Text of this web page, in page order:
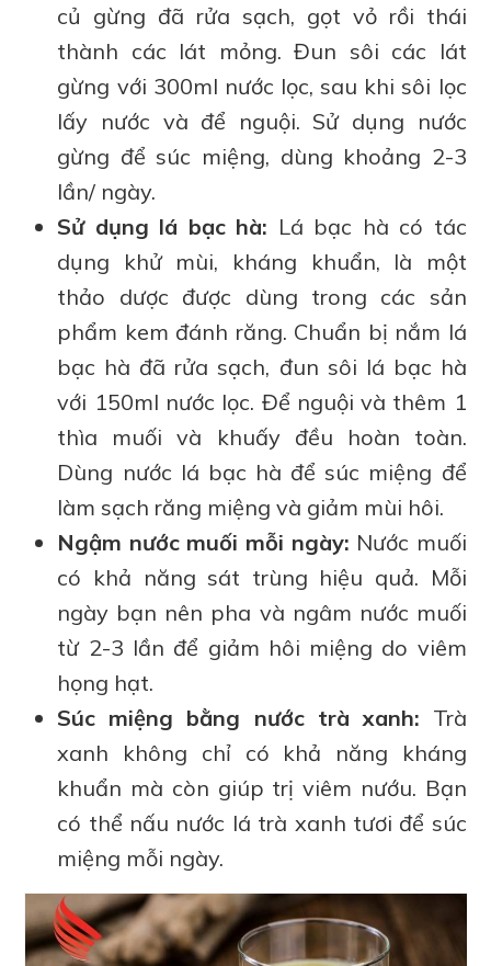
củ gừng đã rửa sạch, gọt vỏ rồi thái
thành các lát mỏng. Đun sôi các lát
gừng với 300ml nước lọc, sau khi sôi lọc
lấy nước và để nguội. Sử dụng nước
gừng để súc miệng, dùng khoảng 2-3
lần/ ngày.
Sử dụng lá bạc hà: Lá bạc hà có tác
dụng khử mùi, kháng khuẩn, là một
thảo dược được dùng trong các sản
phẩm kem đánh răng. Chuẩn bị nắm lá
bạc hà đã rửa sạch, đun sôi lá bạc hà
với 150ml nước lọc. Để nguội và thêm 1
thìa muối và khuấy đều hoàn toàn.
Dùng nước lá bạc hà để súc miệng để
làm sạch răng miệng và giảm mùi hôi.
Ngậm nước muối mỗi ngày: Nước muối
có khả năng sát trùng hiệu quả. Mỗi
ngày bạn nên pha và ngâm nước muối
từ 2-3 lần để giảm hôi miệng do viêm
họng hạt.
Súc miệng bằng nước trà xanh: Trà
xanh không chỉ có khả năng kháng
khuẩn mà còn giúp trị viêm nướu. Bạn
có thể nấu nước lá trà xanh tươi để súc
miệng mỗi ngày.